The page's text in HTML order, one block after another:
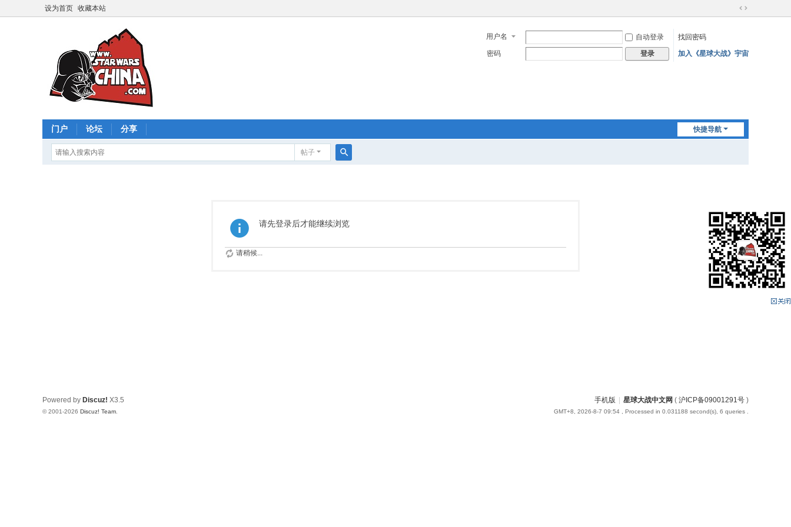
设为首页 收藏本站
切
宽
用户名 自动登录
找回密码
密码
登录 加入《星球大战》宇宙
快捷导航
门户 论坛 分享
帖子
请先登录后才能继续浏览
请稍候...
手机版 星球大战中文网 ( 沪ICP备09001291号 )
GMT+8, 2026-8-7 09:54 , Processed in 0.031188 second(s), 6 queries .
Powered by Discuz! X3.5
© 2001-2026 Discuz! Team